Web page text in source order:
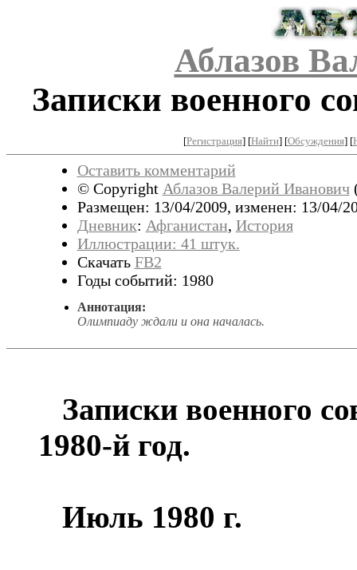
Аблазов
Записки военного
[Регистрация] [Найти] [Обсуждения] [
Оставить комментарий
© Copyright Аблазов Валерий Иванович
Размещен: 13/04/2009, изменен: 13/04/
Дневник: Афганистан, История
Иллюстрации: 41 штук.
Скачать FB2
Годы событий: 1980
Аннотация:
Олимпиаду ждали и она началась.
Записки военного
1980-й год.
Июль 1980 г.